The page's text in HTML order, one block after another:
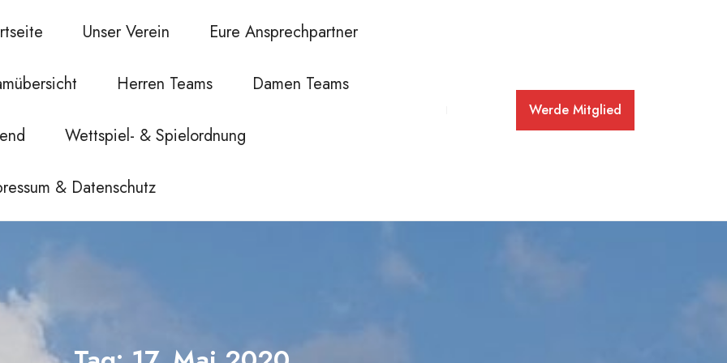
Unser Verein Eure Ansprechpartner
Herren Teams Damen Teams
Wettspiel- & Spielordnung
& Datenschutz
Werde Mitglied